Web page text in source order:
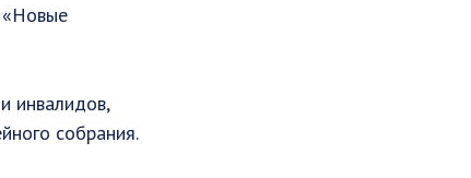
«Новые
инвалидов,
собрания.